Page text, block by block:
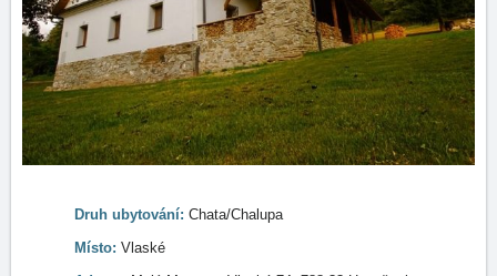
Druh ubytování: Chata/Chalupa
Místo: Vlaské